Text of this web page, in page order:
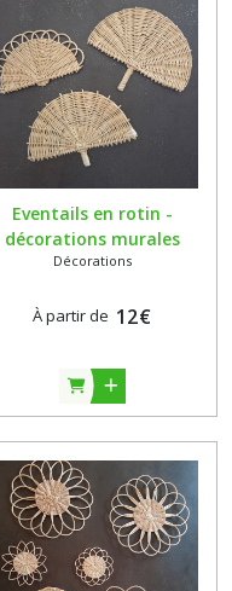
Eventails en rotin -
décorations murales
bohèmes - tressés main
Décorations
À partir de 12€